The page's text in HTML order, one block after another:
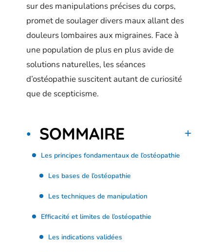
sur des manipulations précises du corps,
promet de soulager divers maux allant des
douleurs lombaires aux migraines. Face à
une population de plus en plus avide de
solutions naturelles, les séances
d’ostéopathie suscitent autant de curiosité
que de scepticisme.
SOMMAIRE
Les principes fondamentaux de l’ostéopathie
Les bases de l’ostéopathie
Les techniques de manipulation
Efficacité et limites de l’ostéopathie
Les indications validées